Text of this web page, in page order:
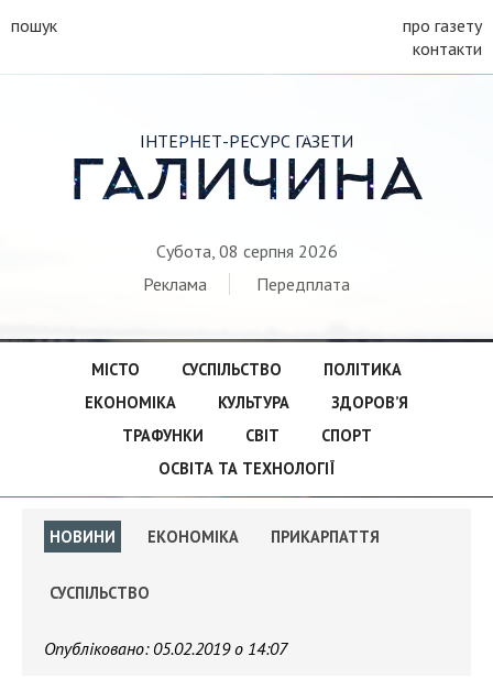
пошук
про газету
контакти
ІНТЕРНЕТ-РЕСУРС ГАЗЕТИ
ГАЛИЧИНА
Субота, 08 серпня 2026
Реклама
Передплата
МІСТО СУСПІЛЬСТВО
ПОЛІТИКА
ЕКОНОМІКА
КУЛЬТУРА
ЗДОРОВ’Я
ТРАФУНКИ
СВІТ
СПОРТ
ОСВІТА ТА ТЕХНОЛОГІЇ
НОВИНИ ЕКОНОМІКА ПРИКАРПАТТЯ
СУСПІЛЬСТВО
Опубліковано: 05.02.2019 о 14:07